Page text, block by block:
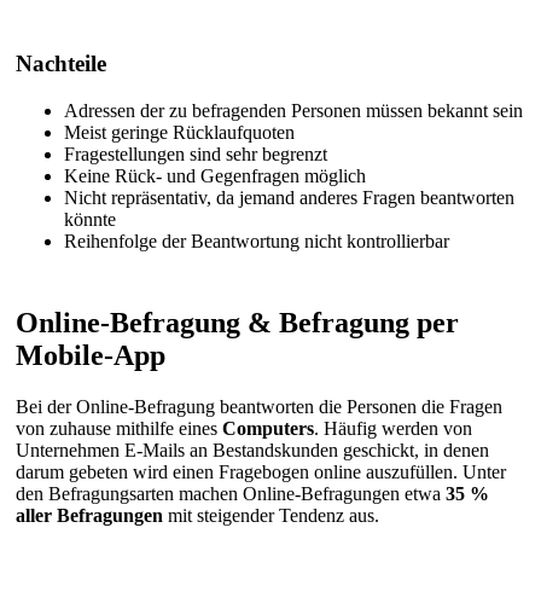
Nachteile
Adressen der zu befragenden Personen müssen bekannt sein
Meist geringe Rücklaufquoten
Fragestellungen sind sehr begrenzt
Keine Rück- und Gegenfragen möglich
Nicht repräsentativ, da jemand anderes Fragen beantworten
könnte
Reihenfolge der Beantwortung nicht kontrollierbar
Online-Befragung & Befragung per
Mobile-App
Bei der Online-Befragung beantworten die Personen die Fragen
von zuhause mithilfe eines Computers. Häufig werden von
Unternehmen E-Mails an Bestandskunden geschickt, in denen
darum gebeten wird einen Fragebogen online auszufüllen. Unter
den Befragungsarten machen Online-Befragungen etwa 35 %
aller Befragungen mit steigender Tendenz aus.